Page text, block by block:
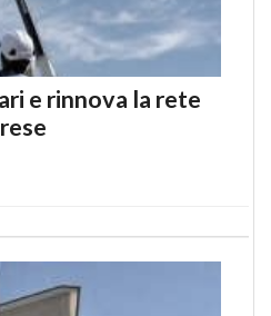
e rinnova la rete